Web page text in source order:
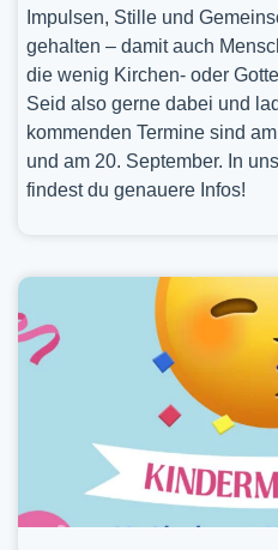
Impulsen, Stille und
gehalten – damit auch
die wenig Kirchen- oder
Seid also gerne dabei und
kommenden Termine sind
und am 20. September. In
findest du genauere Infos!